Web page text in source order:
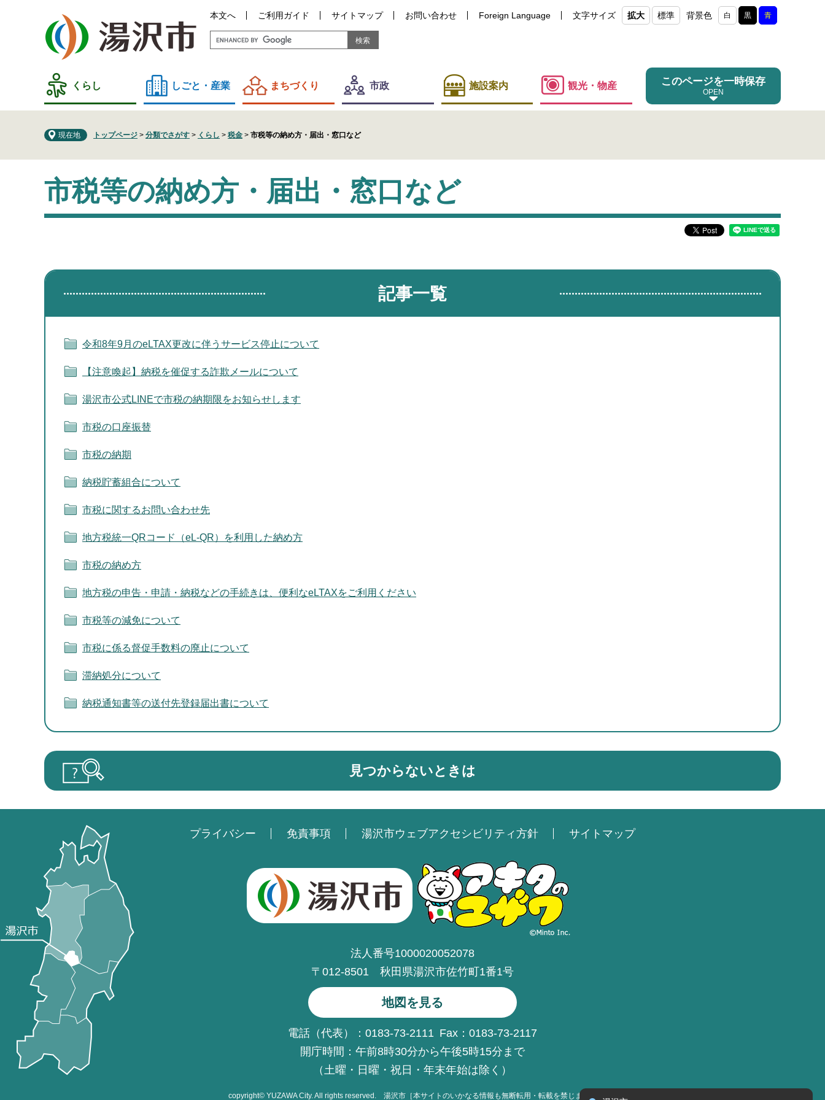
す
し
本文へ ご利用ガイド サイトマップ お問い合わせ Foreign Language 文字サイズ 拡大 標準 背景色 白 黒 青
くらし しごと・産業 まちづくり 市政 施設案内 観光・物産 このページを一時保存
現在地 トップページ > 分類でさがす > くらし > 税金 > 市税等の納め方・届出・窓口など
文
市税等の納め方・届出・窓口など
記事一覧
令和8年9月のeLTAX更改に伴うサービス停止について
【注意喚起】納税を催促する詐欺メールについて
湯沢市公式LINEで市税の納期限をお知らせします
市税の口座振替
市税の納期
納税貯蓄組合について
市税に関するお問い合わせ先
地方税統一QRコード（eL-QR）を利用した納め方
市税の納め方
地方税の申告・申請・納税などの手続きは、便利なeLTAXをご利用ください
市税等の減免について
市税に係る督促手数料の廃止について
滞納処分について
納税通知書等の送付先登録届出書について
見つからないときは
プライバシー 免責事項 湯沢市ウェブアクセシビリティ方針 サイトマップ
法人番号1000020052078
〒012-8501 秋田県湯沢市佐竹町1番1号
地図を見る
電話（代表）：0183-73-2111 Fax：0183-73-2117
開庁時間：午前8時30分から午後5時15分まで
（土曜・日曜・祝日・年末年始は除く）
copyright© YUZAWACity. All rights reserved. 湯沢市［本サイトのいかなる情報も無断転用・転載を禁じます］